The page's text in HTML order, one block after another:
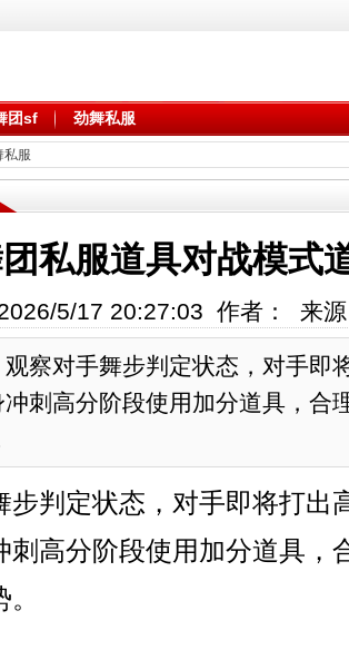
团sf 劲舞私服
私服
私服道具对战模式
5/17 20:27:03 作者： 来
观察对手舞步判定状态，对手即
刺高分阶段使用加分道具，合
步判定状态，对手即将打出
刺高分阶段使用加分道具，